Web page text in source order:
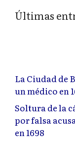
Últimas
La Ciudad de
un médico en
Soltura de la
por falsa
en 1698